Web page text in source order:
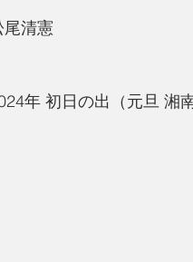
尾清憲
年 初日の出（元旦 湘